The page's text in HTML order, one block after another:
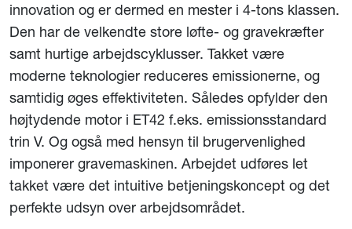
innovation og er dermed en mester i 4-tons klassen.
Den har de velkendte store løfte- og gravekræfter
samt hurtige arbejdscyklusser. Takket være
moderne teknologier reduceres emissionerne, og
samtidig øges effektiviteten. Således opfylder den
højtydende motor i ET42 f.eks. emissionsstandard
trin V. Og også med hensyn til brugervenlighed
imponerer gravemaskinen. Arbejdet udføres let
takket være det intuitive betjeningskoncept og det
perfekte udsyn over arbejdsområdet.